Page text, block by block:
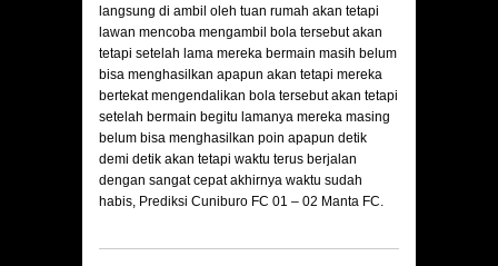
langsung di ambil oleh tuan rumah akan tetapi
lawan mencoba mengambil bola tersebut akan
tetapi setelah lama mereka bermain masih belum
bisa menghasilkan apapun akan tetapi mereka
bertekat mengendalikan bola tersebut akan tetapi
setelah bermain begitu lamanya mereka masing
belum bisa menghasilkan poin apapun detik
demi detik akan tetapi waktu terus berjalan
dengan sangat cepat akhirnya waktu sudah
habis, Prediksi Cuniburo FC 01 – 02 Manta FC.